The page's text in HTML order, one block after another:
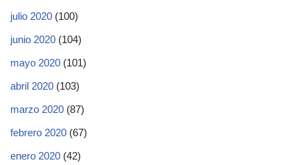
julio 2020 (100)
junio 2020 (104)
mayo 2020 (101)
abril 2020 (103)
marzo 2020 (87)
febrero 2020 (67)
enero 2020 (42)